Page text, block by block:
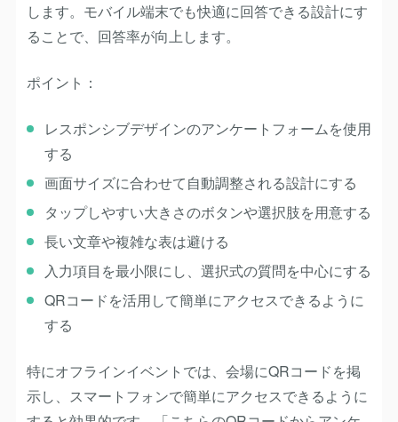
します。モバイル端末でも快適に回答できる設計にす
ることで、回答率が向上します。
ポイント：
レスポンシブデザインのアンケートフォームを使用
する
画面サイズに合わせて自動調整される設計にする
タップしやすい大きさのボタンや選択肢を用意する
長い文章や複雑な表は避ける
入力項目を最小限にし、選択式の質問を中心にする
QRコードを活用して簡単にアクセスできるように
する
特にオフラインイベントでは、会場にQRコードを掲
示し、スマートフォンで簡単にアクセスできるように